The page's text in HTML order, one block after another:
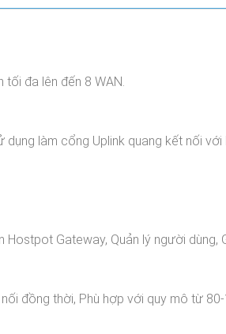
tối đa lên đến 8 WAN.
làm cổng Uplink quang kết nối
Hostpot Gateway, Quản lý người
đồng thời, Phù hợp với quy mô từ